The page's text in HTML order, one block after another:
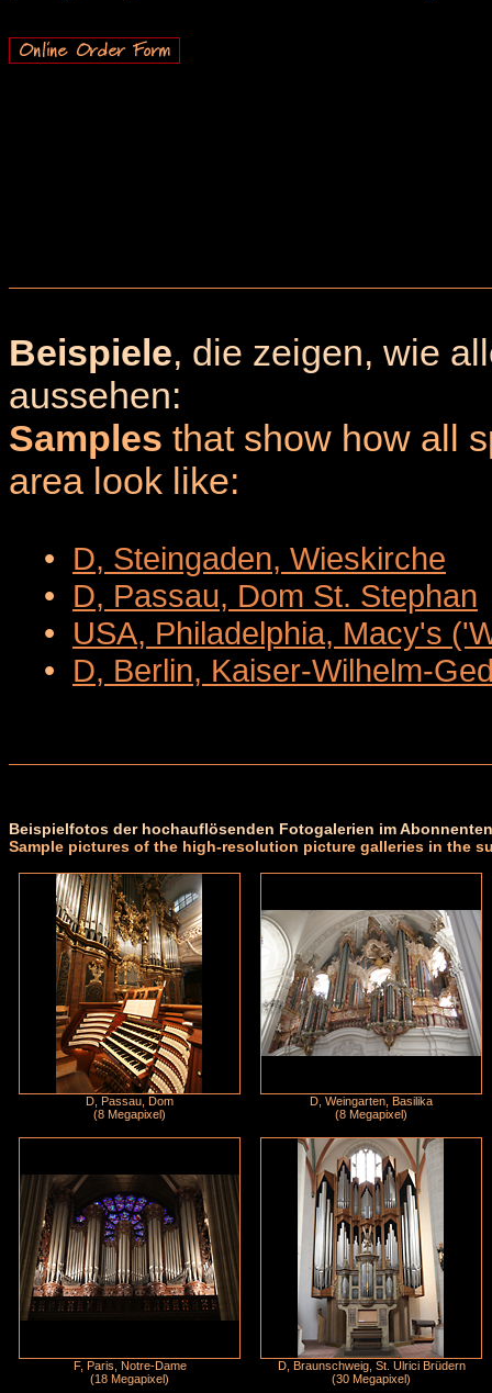
Beispiele, die zeigen, wie
aussehen:
Samples that show how all
area look like:
• D, Steingaden, Wieskirche
• D, Passau, Dom St. Stephan
• USA, Philadelphia, Macy's
• D, Berlin, Kaiser-Wilhelm-
Beispielfotos der hochauflösenden Fotogalerien im
Sample pictures of the high-resolution picture galleries in the
D, Passau, Dom
(8 Megapixel)
D, Weingarten, Basilika
(8 Megapixel)
F, Paris, Notre-Dame
(18 Megapixel)
D, Braunschweig, St. Ulrici Brüdern
(30 Megapixel)